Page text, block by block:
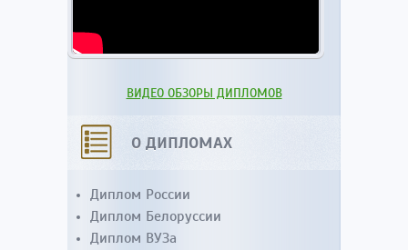
ВИДЕО ОБЗОРЫ ДИПЛОМОВ
О ДИПЛОМАХ
Диплом России
Диплом Белоруссии
Диплом ВУЗа